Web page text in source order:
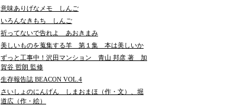
意味ありげなメモ しんご
いろんなきもち しんご
祈ってないで告れよ あおきまみ
美しいものを蒐集する羊 第１集 本は美しいか
ずっと工事中！沢田マンション 青山 邦彦 著 加
賀谷 哲朗 監修
生存報告誌 BEACON VOL.4
さいしょのにんげん しまおまほ（作・文）、堀
道広（作・絵）